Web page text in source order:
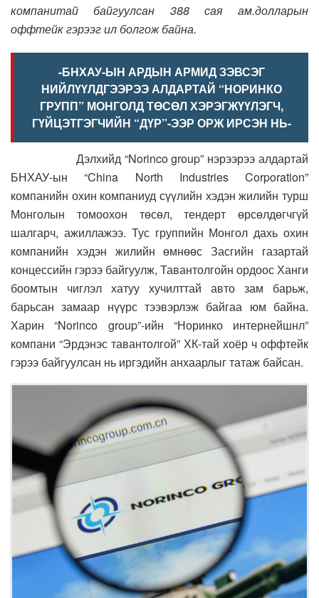
компанитай байгуулсан 388 сая ам.долларын
оффтейк гэрээг ил болгож байна.
-БНХАУ-ЫН АРДЫН АРМИД ЗЭВСЭГ
НИЙЛҮҮЛДГЭЭРЭЭ АЛДАРТАЙ “НОРИНКО
ГРУПП” МОНГОЛД ТӨСӨЛ ХЭРЭГЖҮҮЛЭГЧ,
ГҮЙЦЭТГЭГЧИЙН “ДҮР”-ЭЭР ОРЖ ИРСЭН НЬ-
Дэлхийд “Norinco group” нэрээрээ алдартай
БНХАУ-ын “China North Industries Corporation”
компанийн охин компаниуд сүүлийн хэдэн жилийн турш
Монголын томоохон төсөл, тендерт өрсөлдөгчгүй
шалгарч, ажиллажээ. Тус группийн Монгол дахь охин
компанийн хэдэн жилийн өмнөөс Засгийн газартай
концессийн гэрээ байгуулж, Тавантолгойн ордоос Ханги
боомтын чиглэл хатуу хучилттай авто зам барьж,
барьсан замаар нүүрс тээвэрлэж байгаа юм байна.
Харин “Norinco group”-ийн “Норинко интернейшнл”
компани “Эрдэнэс тавантолгой” ХК-тай хоёр ч оффтейк
гэрээ байгуулсан нь иргэдийн анхаарлыг татаж байсан.